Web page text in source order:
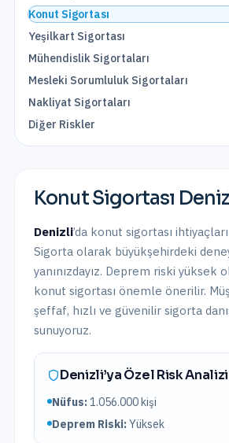
Konut Sigortası
Yeşilkart Sigortası
Mühendislik Sigortaları
Mesleki Sorumluluk Sigortaları
Nakliyat Sigortaları
Diğer Riskler
Konut Sigortası
Denizli’da konut sigortası
Sigorta olarak büyükşehirdeki
yanınızdayız. Deprem riski yüksek
konut sigortası önemle önerilir.
şeffaf, hızlı ve güvenilir sigorta
sunuyoruz.
Denizli’ya Özel Risk Analizi
Nüfus:1.056.000kişi
Deprem Riski:Yüksek